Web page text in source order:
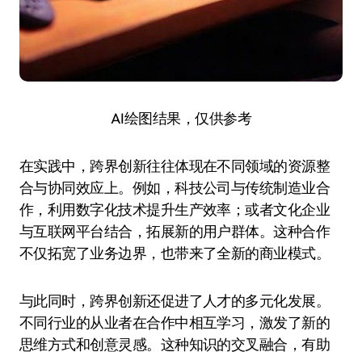
AI绘图结果，仅供参考
在实践中，跨界创新往往体现在不同领域的资源整
合与协同效应上。例如，科技公司与传统制造业合
作，利用数字化技术提升生产效率；或者文化企业
与互联网平台结合，拓展新的用户群体。这种合作
不仅拓宽了业务边界，也带来了全新的商业模式。
与此同时，跨界创新还促进了人才的多元化发展。
不同行业的从业者在合作中相互学习，激发了新的
思维方式和创意灵感。这种知识的交叉融合，有助